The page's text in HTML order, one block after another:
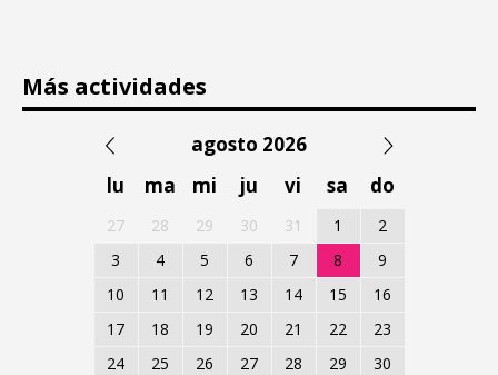
Más actividades
agosto 2026
lu
ma mi ju vi sa do
27 28 29 30 31 1
2
3
4 5 6 7 8
9
10
11 12 13 14 15
16
17
18 19 20 21 22
23
24
25 26 27 28 29
30